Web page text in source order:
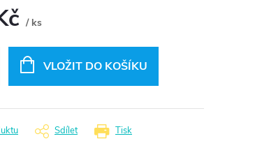
/ ks
VLOŽIT DO KOŠÍKU
Tisk
Sdílet